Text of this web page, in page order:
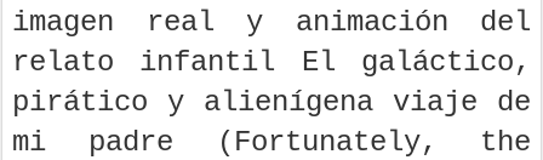
imagen real y animación del
relato infantil El galáctico,
pirático y alienígena viaje de
mi padre (Fortunately, the